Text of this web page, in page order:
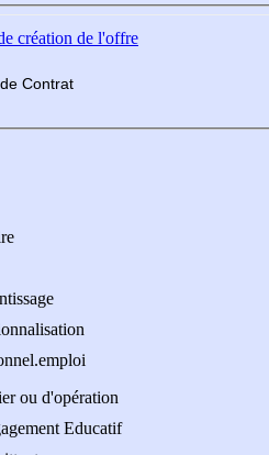
création de l'offre
Contrat
ou d'opération
Educatif